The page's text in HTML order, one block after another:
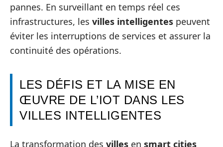
pannes. En surveillant en temps réel ces
infrastructures, les villes intelligentes peuvent
éviter les interruptions de services et assurer la
continuité des opérations.
LES DÉFIS ET LA MISE EN
ŒUVRE DE L’IOT DANS LES
VILLES INTELLIGENTES
La transformation des villes en smart cities